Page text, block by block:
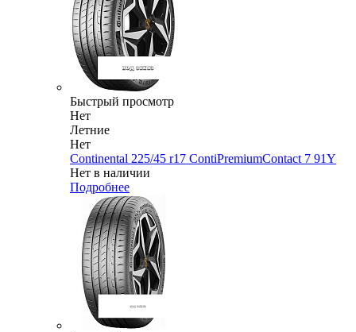
Быстрый просмотр
Нет
Летние
Нет
Continental 225/45 r17 ContiPremiumContact 7 91Y
Нет в наличии
Подробнее